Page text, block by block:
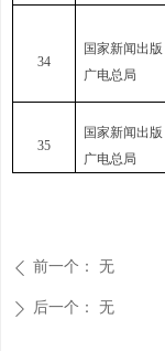
34
国家新闻出版
广电总局
35
国家新闻出版
广电总局
ꄴ 前一个： 无
ꄲ 后一个： 无